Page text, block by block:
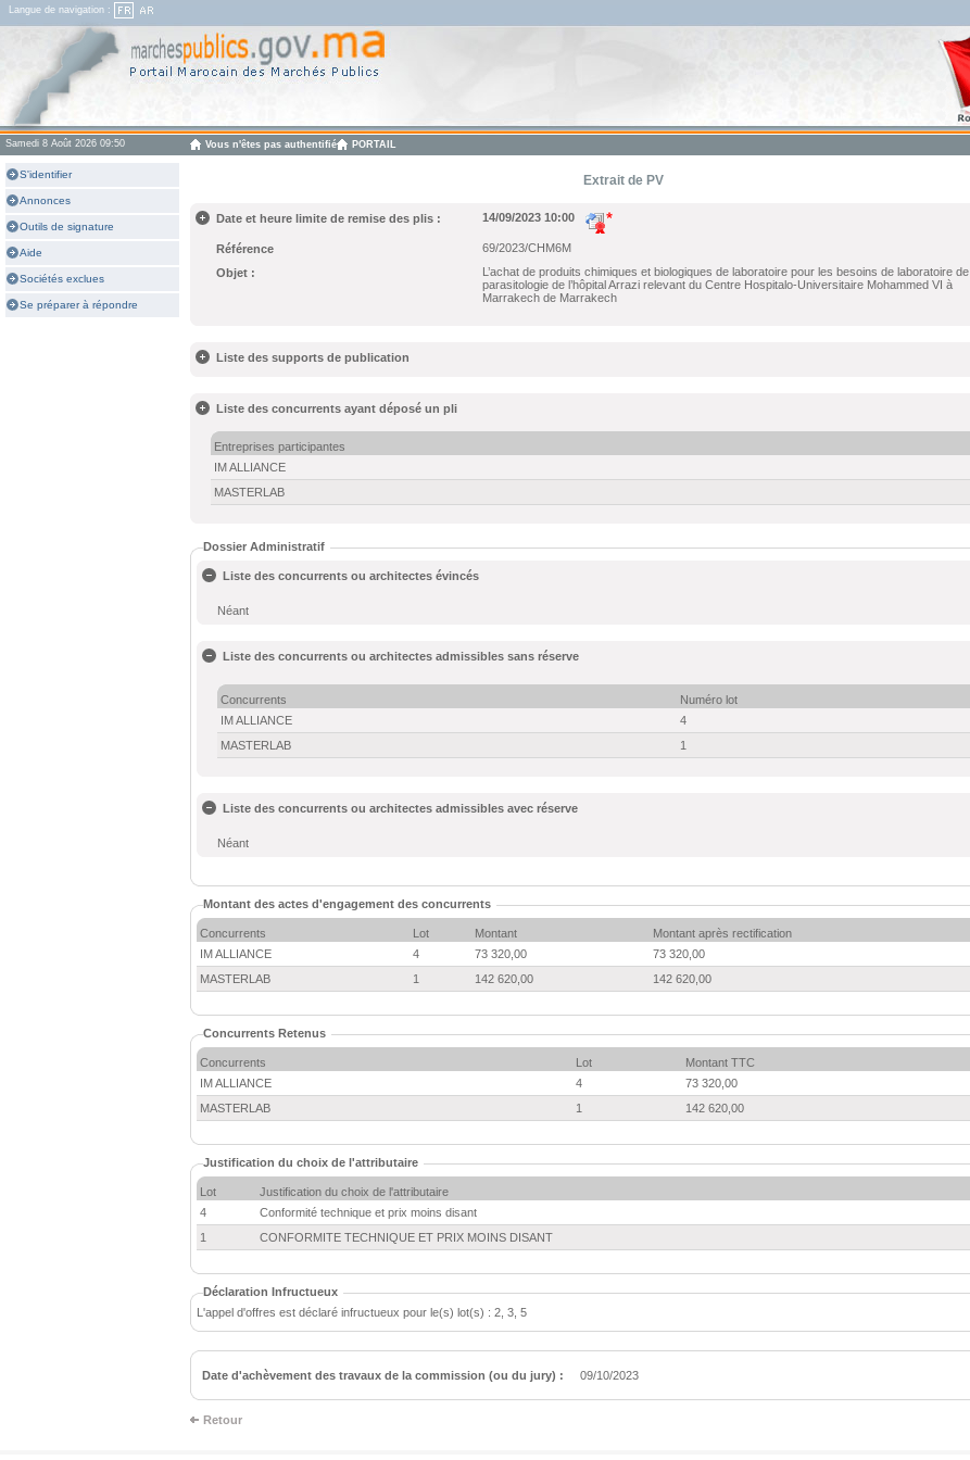
Langue de navigation :
Samedi 8 Août 2026 09:50 Vous n'êtes pas authentifié PORTAIL
S'identifier
Annonces
Outils de signature
Aide
Sociétés exclues
Se préparer à répondre
Extrait de PV
Date et heure limite de remise des plis : 14/09/2023 10:00
Référence
69/2023/CHM6M
Objet :
L’achat de produits chimiques et biologiques de laboratoire pour les besoins de laboratoire de
parasitologie de l’hôpital Arrazi relevant du Centre Hospitalo-Universitaire Mohammed VI à
Marrakech de Marrakech
Liste des supports de publication
Liste des concurrents ayant déposé un pli
Entreprises participantes
IM ALLIANCE
MASTERLAB
Dossier Administratif
Liste des concurrents ou architectes évincés
Néant
Liste des concurrents ou architectes admissibles sans réserve
Concurrents
Numéro lot
IM ALLIANCE
4
MASTERLAB
1
Liste des concurrents ou architectes admissibles avec réserve
Néant
Montant des actes d'engagement des concurrents
Concurrents Lot Montant
Montant après rectification
IM ALLIANCE
4 73 320,00
73 320,00
MASTERLAB
1 142 620,00 142 620,00
Concurrents Retenus
Concurrents Lot
Montant TTC
IM ALLIANCE
4
73 320,00
MASTERLAB
1 142 620,00
Justification du choix de l'attributaire
Lot
Justification du choix de l'attributaire
4
Conformité technique et prix moins disant
1
CONFORMITE TECHNIQUE ET PRIX MOINS DISANT
Déclaration Infructueux
L'appel d'offres est déclaré infructueux pour le(s) lot(s) : 2, 3, 5
Date d'achèvement des travaux de la commission (ou du jury) : 09/10/2023
Retour